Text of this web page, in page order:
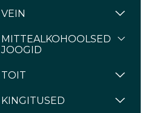
VEIN
MITTEALKOHOOLSED
JOOGID
TOIT
KINGITUSED